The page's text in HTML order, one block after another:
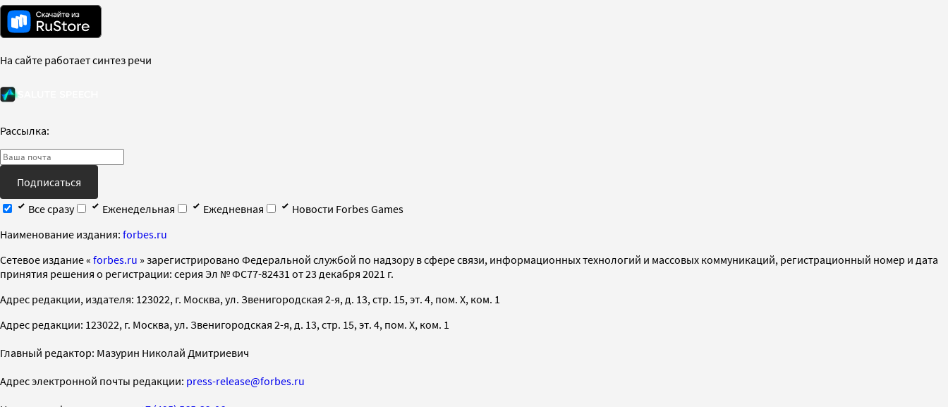
На сайте работает синтез речи
Рассылка:
Подписаться
Все сразу
Еженедельная Ежедневная
Новости Forbes Games
Наименование издания: forbes.ru
Cетевое издание « forbes.ru » зарегистрировано Федеральной службой по надзору в сфере связи, информационных технологий и массовых коммуникаций, регистрационный номер и дата
принятия решения о регистрации: серия Эл № ФС77-82431 от 23 декабря 2021 г.
Адрес редакции, издателя: 123022, г. Москва, ул. Звенигородская 2-я, д. 13, стр. 15, эт. 4, пом. X, ком. 1
Адрес редакции: 123022, г. Москва, ул. Звенигородская 2-я, д. 13, стр. 15, эт. 4, пом. X, ком. 1
Главный редактор: Мазурин Николай Дмитриевич
Адрес электронной почты редакции: press-release@forbes.ru